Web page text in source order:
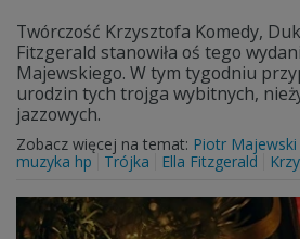
Twórczość Krzysztofa Komedy,
Fitzgerald stanowiła oś tego
Majewskiego. W tym tygodniu
urodzin tych trojga wybitnych,
jazzowych.
Zobacz więcej na temat: Piotr Majewski
muzyka hp
Trójka Ella Fitzgerald